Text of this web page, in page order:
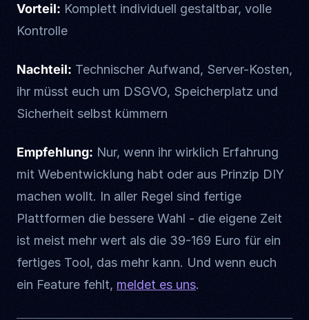
Vorteil: Komplett individuell gestaltbar, volle
Kontrolle
Nachteil: Technischer Aufwand, Server-Kosten,
ihr müsst euch um DSGVO, Speicherplatz und
Sicherheit selbst kümmern
Empfehlung: Nur, wenn ihr wirklich Erfahrung
mit Webentwicklung habt oder aus Prinzip DIY
machen wollt. In aller Regel sind fertige
Plattformen die bessere Wahl - die eigene Zeit
ist meist mehr wert als die 39-169 Euro für ein
fertiges Tool, das mehr kann. Und wenn euch
ein Feature fehlt, meldet es uns.